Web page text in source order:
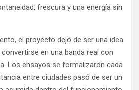
frescura y una energía sin
el proyecto dejó de ser una idea
en una banda real con
Los ensayos se formalizaron cada
entre ciudades pasó de ser un